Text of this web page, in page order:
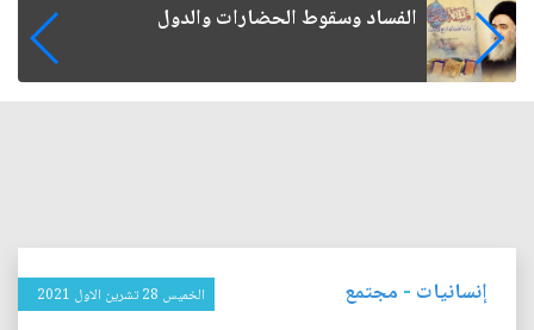
رواتب الموظفين على صفيح ساخن
إنسانيات - مجتمع الخميس 28 تشرين الاول 2021